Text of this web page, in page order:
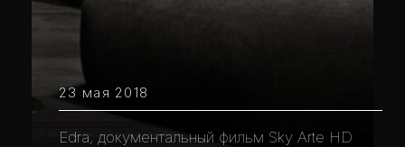
23 мая 2018
Edra, документальный фильм Sky Arte HD